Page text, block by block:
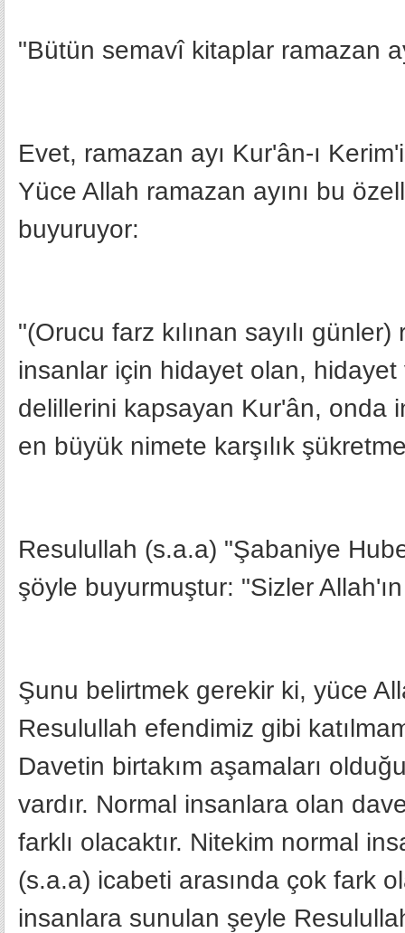
"Bütün semavî kitaplar ramazan
Evet, ramazan ayı Kur'ân-ı
Yüce Allah ramazan ayını bu
buyuruyor:
"(Orucu farz kılınan sayılı
insanlar için hidayet olan, hidayet
delillerini kapsayan Kur'ân, onda
en büyük nimete karşılık
Resulullah (s.a.a) "Şabaniye
şöyle buyurmuştur: "Sizler
Şunu belirtmek gerekir ki, yüce
Resulullah efendimiz gibi
Davetin birtakım aşamaları
vardır. Normal insanlara olan
farklı olacaktır. Nitekim normal
(s.a.a) icabeti arasında çok fark
insanlara sunulan şeyle